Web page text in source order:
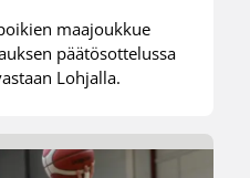
maajoukkue
päätösottelussa
Lohjalla.